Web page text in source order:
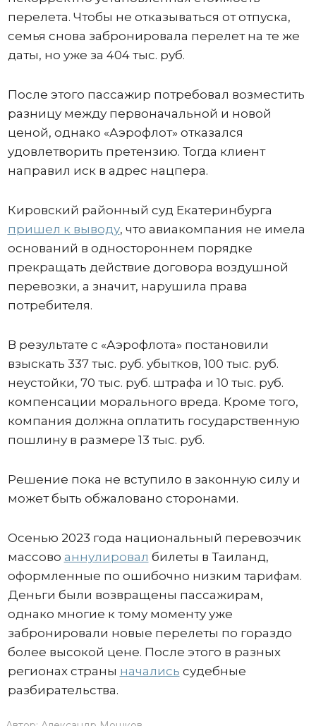
перелета. Чтобы не отказываться от отпуска,
семья снова забронировала перелет на те же
даты, но уже за 404 тыс. руб.
После этого пассажир потребовал возместить
разницу между первоначальной и новой
ценой, однако «Аэрофлот» отказался
удовлетворить претензию. Тогда клиент
направил иск в адрес нацпера.
Кировский районный суд Екатеринбурга
пришел к выводу, что авиакомпания не имела
оснований в одностороннем порядке
прекращать действие договора воздушной
перевозки, а значит, нарушила права
потребителя.
В результате с «Аэрофлота» постановили
взыскать 337 тыс. руб. убытков, 100 тыс. руб.
неустойки, 70 тыс. руб. штрафа и 10 тыс. руб.
компенсации морального вреда. Кроме того,
компания должна оплатить государственную
пошлину в размере 13 тыс. руб.
Решение пока не вступило в законную силу и
может быть обжаловано сторонами.
Осенью 2023 года национальный перевозчик
массово аннулировал билеты в Таиланд,
оформленные по ошибочно низким тарифам.
Деньги были возвращены пассажирам,
однако многие к тому моменту уже
забронировали новые перелеты по гораздо
более высокой цене. После этого в разных
регионах страны начались судебные
разбирательства.